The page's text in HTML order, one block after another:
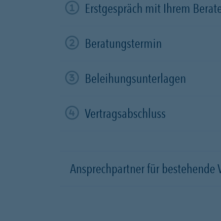
Erstgespräch mit Ihrem
Beratungstermin
Beleihungsunterlagen
Vertragsabschluss
Ansprechpartner für bestehende